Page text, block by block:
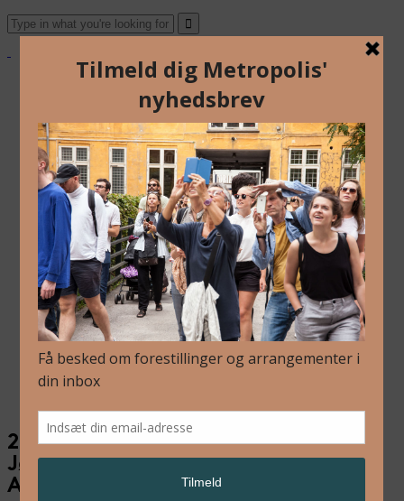
Blog
Arkiv
Nyhedsbrev
Kalender
Kontakt
Dansk
Om Os
Blog
Arkiv
Nyhedsbrev
Kalender
Dansk
25. oktober: Kamilla Askholm
Jørgensen / Walking Landscapes
Aarhus